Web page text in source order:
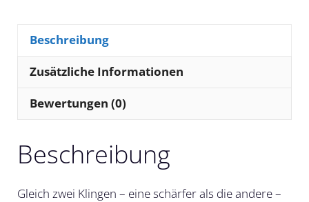
Beschreibung
Zusätzliche Informationen
Bewertungen (0)
Beschreibung
Gleich zwei Klingen – eine schärfer als die andere –